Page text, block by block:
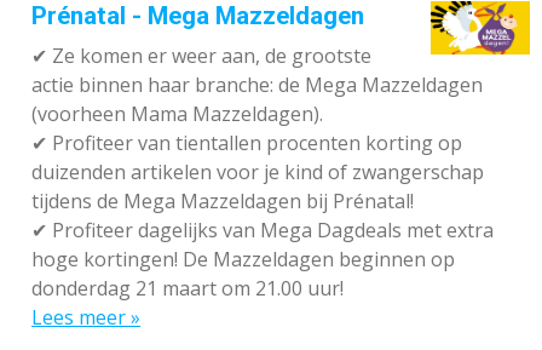
Prénatal - Mega Mazzeldagen
✔ Ze komen er weer aan, de grootste
actie binnen haar branche: de Mega Mazzeldagen
(voorheen Mama Mazzeldagen).
✔ Profiteer van tientallen procenten korting op
duizenden artikelen voor je kind of zwangerschap
tijdens de Mega Mazzeldagen bij Prénatal!
✔ Profiteer dagelijks van Mega Dagdeals met extra
hoge kortingen! De Mazzeldagen beginnen op
donderdag 21 maart om 21.00 uur!
Lees meer »